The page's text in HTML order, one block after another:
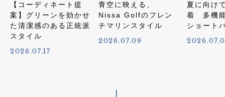
【コーディネート提
案】グリーンを効かせ
た清潔感のある正統派
スタイル
2026.07.17
青空に映える、
Nissa Golfのフレン
チマリンスタイル
2026.07.09
夏に向け
着 多機
ショート